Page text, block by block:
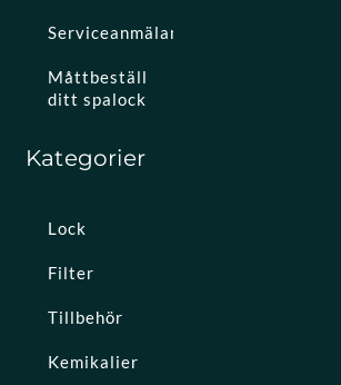
Serviceanmälan
Måttbeställ
ditt spalock
Kategorier
Lock
Filter
Tillbehör
Kemikalier